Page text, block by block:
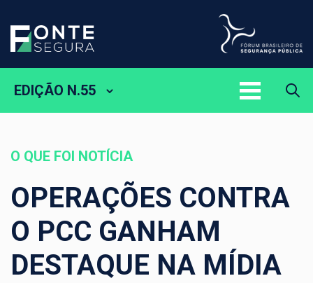
EDIÇÃO N.55
O QUE FOI NOTÍCIA
OPERAÇÕES CONTRA
O PCC GANHAM
DESTAQUE NA MÍDIA